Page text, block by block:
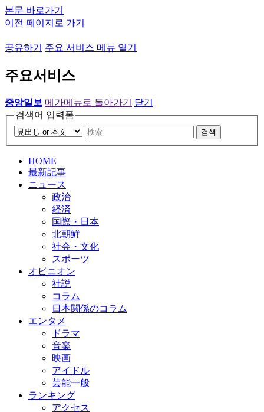
본문 바로가기
이전 페이지로 가기
공유하기 주요 서비스 메뉴 열기
주요서비스
중앙일보 메가메뉴로 돌아가기
닫기
검색어 입력폼
검색
HOME
最新記事
ニュース
政治
経済
国際・日本
北朝鮮
社会・文化
スポーツ
オピニオン
社説
コラム
日本関係のコラム
エンタメ
ドラマ
音楽
映画
アイドル
芸能一般
ランキング
アクセス